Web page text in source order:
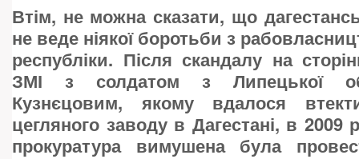
Втім, не можна сказати, що
не веде ніякої боротьби з
республіки. Після скандалу на
ЗМІ з солдатом з Липецької
Кузнєцовим, якому вдалося
цегляного заводу в Дагестані, в 2009
прокуратура вимушена була